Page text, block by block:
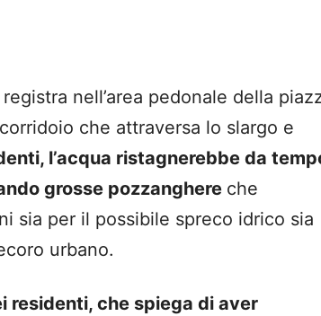
nell’area pedonale della
che attraversa lo slargo e
l’acqua ristagnerebbe da
grosse pozzanghere che
sia per il possibile spreco idrico sia
urbano.
residenti, che spiega di aver